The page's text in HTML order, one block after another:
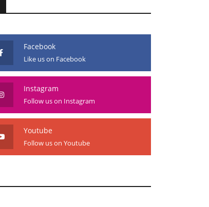
Facebook
Like us on Facebook
Instagram
Follow us on Instagram
Youtube
Follow us on Youtube